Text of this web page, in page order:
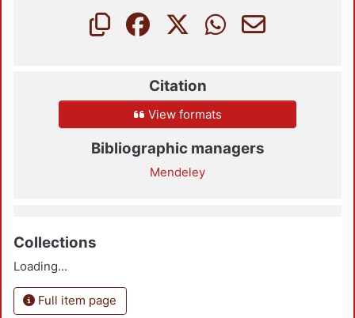
Citation
View formats
Bibliographic managers
Mendeley
Collections
Loading...
Full item page